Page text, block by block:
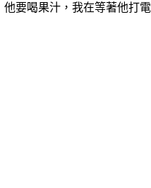
要喝果汁，我在等著他打